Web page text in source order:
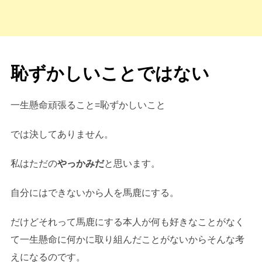
恥ずかしいことではない
一生懸命頑張ること=恥ずかしいこと
では決してありません。
私はただのやっかみだと思います。
自分にはできないから人を馬鹿にする。
だけどそれって馬鹿にする本人が何も好きなことがなく
て一生懸命に何かに取り組んだことがないからそんな考
えになるのです。